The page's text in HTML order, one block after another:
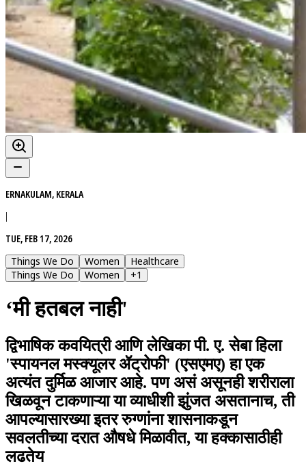
ERNAKULAM, KERALA
|
TUE, FEB 17, 2026
Things We Do
Women
Healthcare
Things We Do
Women +1
‘मी हतबल नाही'
द्विभाषिक कवयित्री आणि लेखिका पी. ए. सेबा हिला
'स्पायनल मस्क्यूलर ॲट्रोफी' (एसएमए) हा एक
अत्यंत दुर्मिळ आजार आहे. पण असं असूनही शरीराला
खिळवून टाकणाऱ्या या व्याधीशी झुंजत असतानाच, ती
आपल्यासारख्या इतर रुग्णांना शासनाकडून
सवलतीच्या दरात औषधे मिळावीत, या हक्कासाठीही
लढतेय